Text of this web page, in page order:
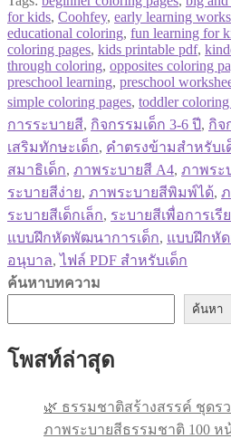
for kids, Coohfey, early learning
educational coloring, fun learning for
coloring pages, kids printable pdf,
through coloring, opposites coloring
preschool learning, preschool
simple coloring pages, toddler
การระบายสี, กิจกรรมเด็ก 3-6 ปี, กิจ
เสริมทักษะเด็ก, คำตรงข้ามสำหรับเ
สมาธิเด็ก, ภาพระบายสี A4, ภาพระ
ระบายสีง่าย, ภาพระบายสีพิมพ์ได้,
ระบายสีเด็กเล็ก, ระบายสีเพื่อการเรี
แบบฝึกหัดพัฒนาการเด็ก, แบบฝึกหั
อนุบาล,ไฟล์ PDF สำหรับเด็ก
ค้นหาบทความ
ค้นหา
โพสท์ล่าสุด
🌿 ธรรมชาติสร้างสรรค์ ชุดรว
ภาพระบายสีธรรมชาติ 100 ห